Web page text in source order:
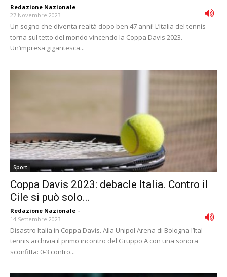
Redazione Nazionale -
27 Novembre 2023
Un sogno che diventa realtà dopo ben 47 anni! L’Italia del tennis
torna sul tetto del mondo vincendo la Coppa Davis 2023.
Un’impresa gigantesca...
Sport
Coppa Davis 2023: debacle Italia. Contro il
Cile si può solo...
Redazione Nazionale -
14 Settembre 2023
Disastro Italia in Coppa Davis. Alla Unipol Arena di Bologna l’Ital-
tennis archivia il primo incontro del Gruppo A con una sonora
sconfitta: 0-3 contro...